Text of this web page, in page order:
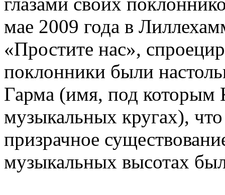
мае 2009 года в
«Простите нас»,
поклонники были
Гарма (имя, под которым
музыкальных кругах),
призрачное
музыкальных высотах